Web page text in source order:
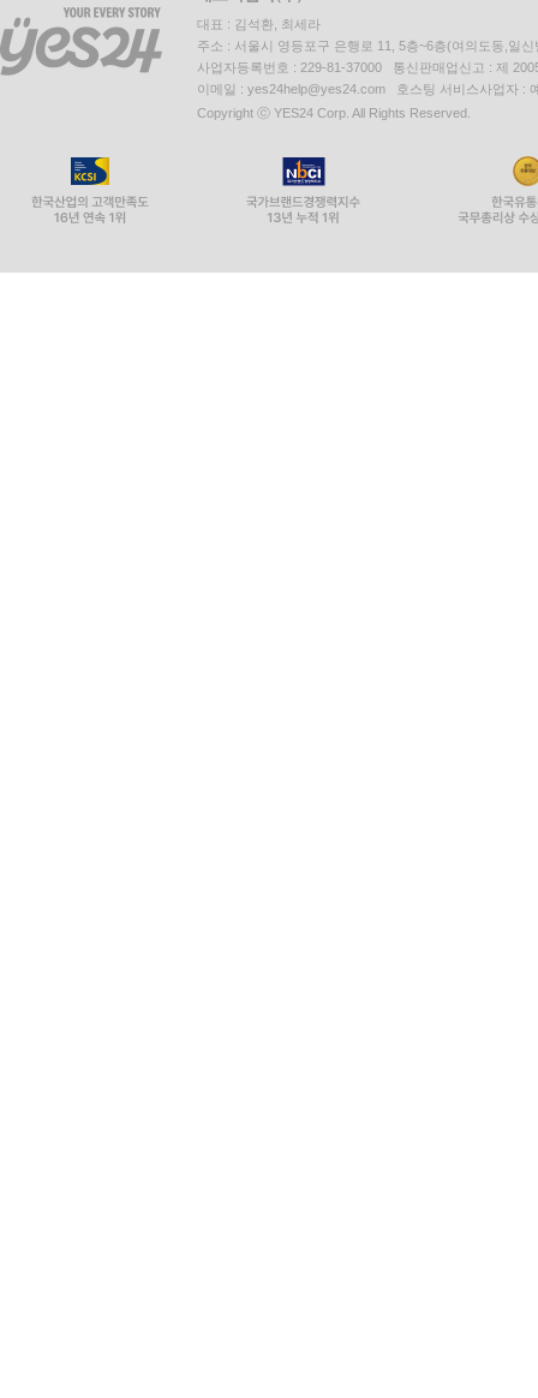
대표 : 김석환, 최세라
주소 : 서울시 영등포구 은행로 11, 5층~6층(여의도동,일신
사업자등록번호 : 229-81-37000 통신판매업신고 : 제
이메일 : yes24help@yes24.com 호스팅 서비스사업자 :
Copyright ⓒ YES24 Corp. All Rights Reserved.